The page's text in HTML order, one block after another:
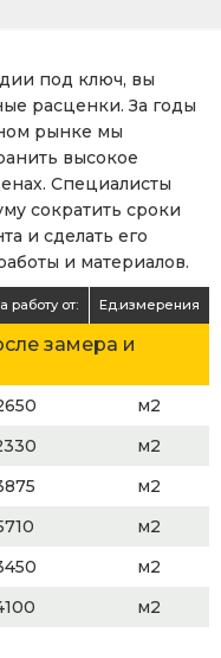
под ключ, вы
расценки. За годы
рынке мы
высокое
Специалисты
сократить сроки
и сделать его
и материалов.
работу от: Ед.измерения
замера и
м2
м2
м2
м2
м2
м2